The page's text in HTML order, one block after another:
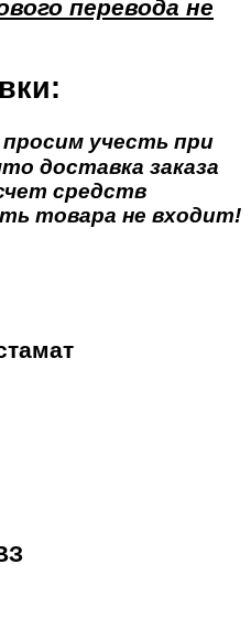
перевода не
учесть при
доставка заказа
средств
товара не входит!